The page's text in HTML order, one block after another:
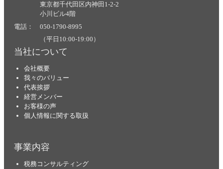
東京都千代田区内神田1-2-2
小川ビル4階
電話： 050-1790-8995
（平日10:00-19:00）
当社について
会社概要
我々のバリュー
代表挨拶
経営メンバー
お客様の声
個人情報に関する取扱
事業内容
税務コンサルティング